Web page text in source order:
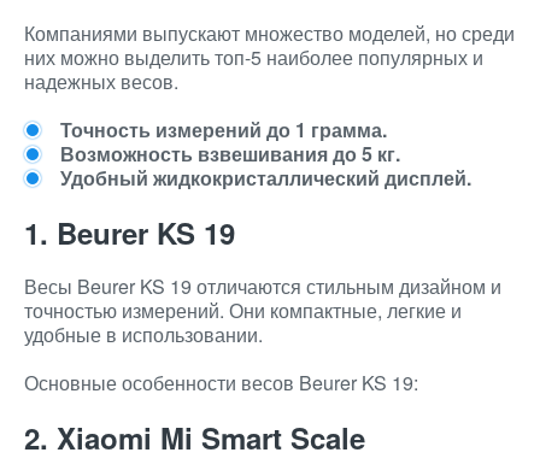
Компаниями выпускают множество моделей, но среди
них можно выделить топ-5 наиболее популярных и
надежных весов.
Точность измерений до 1 грамма.
Возможность взвешивания до 5 кг.
Удобный жидкокристаллический дисплей.
1. Beurer KS 19
Весы Beurer KS 19 отличаются стильным дизайном и
точностью измерений. Они компактные, легкие и
удобные в использовании.
Основные особенности весов Beurer KS 19:
2. Xiaomi Mi Smart Scale